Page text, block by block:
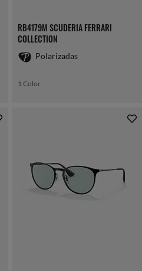
RB4179M SCUDERIA FERRARI
COLLECTION
Polarizadas
1 Color